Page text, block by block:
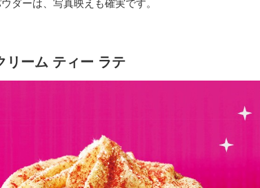
ダーは、写真映えも確実です。
リーム ティー ラテ